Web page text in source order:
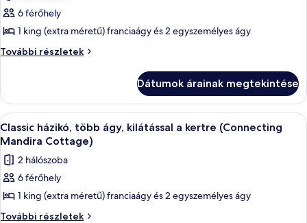
Mandira
Signature
Club)
részletei
képének
megtekintése:
Házikó,
kilátással
a
kertre
(Connecting
Garden
Cottage)
6 férőhely
1 king (extra méretű) franciaágy és 2 egyszemélyes ágy
További részletek
Házikó,
a
kertre
(Connecting
Garden
további
részletei
Dátumok árainak megtekintése
A
következő
szoba
összes
képének
megtekintése:
Classic
Egy hálószoba, amelyben található
9
Classic házikó, több ágy, kilátással a kertre (Connecting
Mandira Cottage)
2 hálószoba
6 férőhely
1 king (extra méretű) franciaágy és 2 egyszemélyes ágy
További részletek
Classic